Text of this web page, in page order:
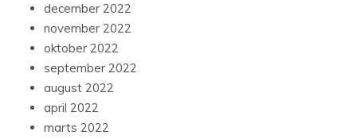
december 2022
november 2022
oktober 2022
september 2022
august 2022
april 2022
marts 2022